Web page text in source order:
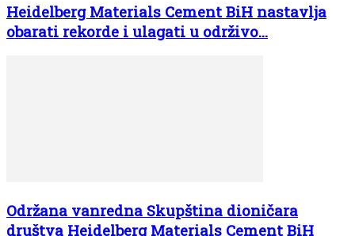
Heidelberg Materials Cement BiH nastavlja
obarati rekorde i ulagati u održivo...
Održana vanredna Skupština dioničara
društva Heidelberg Materials Cement BiH